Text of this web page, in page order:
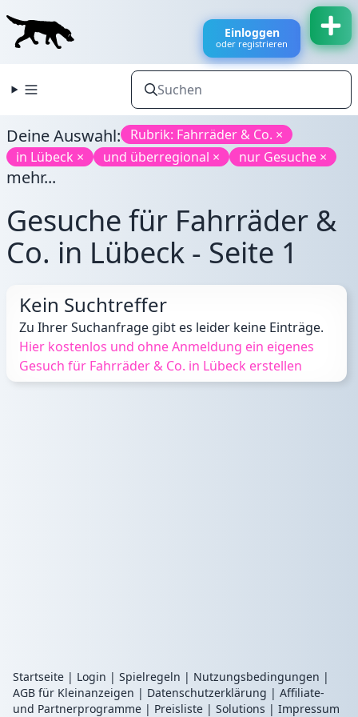
Einloggen
oder registrieren
Deine Auswahl:
Rubrik: Fahrräder & Co. ×
in Lübeck ×
und überregional × nur Gesuche ×
mehr...
Gesuche für Fahrräder &
Co. in Lübeck - Seite 1
Kein Suchtreffer
Zu Ihrer Suchanfrage gibt es leider keine Einträge.
Hier kostenlos und ohne Anmeldung ein eigenes
Gesuch für Fahrräder & Co. in Lübeck erstellen
Startseite | Login | Spielregeln | Nutzungsbedingungen |
AGB für Kleinanzeigen | Datenschutzerklärung | Affiliate-
und Partnerprogramme | Preisliste | Solutions | Impressum